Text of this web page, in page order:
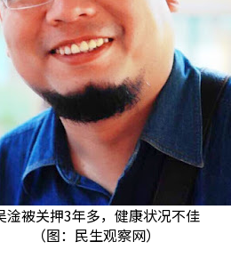
淦被关押3年多，健康状况不佳
（图：民生观察网）